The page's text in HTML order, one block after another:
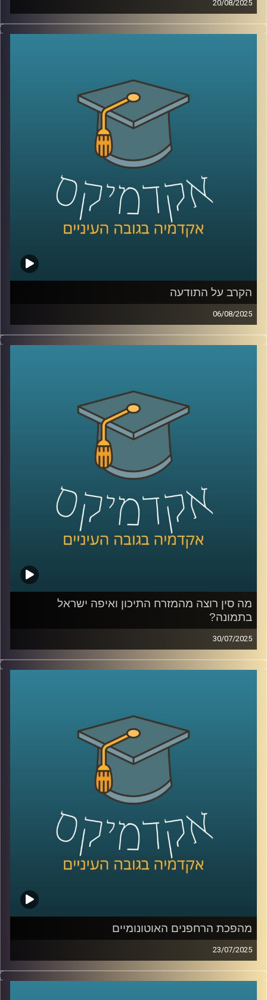
קרדיט תמונות:AudioVersity
20/08/2025
בארה״ב תמיד תמכו בישראל, אבל האם זה עדיין נכון? ואיך
נראית התמיכה הזו בעידן של קיטוב פוליטי, שינויי דור ותחושת
הציבור האמריקאי עדיין מחזיקה או שהגיע הזמן לחשב מסלול
האורח שלנו הוא פרופ’ אמנון כוורי, פרופסור חבר וראש המכון
לחירות ואחריות בבית ספר לאודר לממשל ודיפלומטיה
באוניברסיטת רייכמן, שמסביר למה דווקא עכשיו חשוב לבחון
מחדש את יחסי ישראל–ארה״ב – ומה זה אומר על העתיד שלנו
קרדיט תמונות:AudioVersity
הקרב על התודעה
06/08/2025
בזמן האחרון הרבה מאיתנו מוצאים את עצמנו קמים באמצע
הלילה בגלל ירי של טיל אחד מתימן, איראן או עזה. טיל בודד,
בפרק הזה של “אקדמיקס” אני משוחחת עם ד”ר ערגה אטד,
מרצה וחוקרת בעיצוב התנהגות ושכנוע באוניברסיטת רייכמן
נדבר על מה שלא תמיד רואים: הקרב על התודעה.
איך מספרים סיפור בזמן מלחמה? מה ההבדל בין הסברה
ממשלתית לאזרחית? איך פסיכולוגיה ובינה מלאכותית נכנסים
לתוך שדה הקרב הדיגיטלי? ומה התפקיד של ערוצים כמו
אל-ג’זירה בעיצוב דעת הקהל?
קרדיט תמונות:AudioVersity
מה סין רוצה מהמזרח התיכון ואיפה ישראל
בתמונה?
30/07/2025
בזמן שבישראל עוד מתלבטים איך ייראה “היום שאחרי” בעזה,
סין כבר פועלת: מתווכת, מגשרת, ולפעמים גם מחליטה. היא
בפרק הזה של אקדמיקס, זכיתי לארח את ד”ר גדליה אפטרמן,
ראש תכניות ישראל–אסיה במכון אבא אבן לדיפלומטיה,
דיפלומט לשעבר בבייג’ינג וד”ר לפילוסופיה שיעזור לנו לנסות
ולהבין מה סין רוצה מאיתנו? מה החזון שלה למזרח התיכון?
למה היא מגיבה בעמימות כשהחמאס תוקף ואיך ישראל יכולה
(אם בכלל) להשפיע על היחסים איתה
קרדיט תמונות:AudioVersity
מהפכת הרחפנים האוטונומיים
23/07/2025
רחפן לוחם שמזהה, בוחר ותוקף מטרה בלי התערבות של אף
אדם. האם זו כבר המציאות? והאם זה בכלל חוקי? בפרק של